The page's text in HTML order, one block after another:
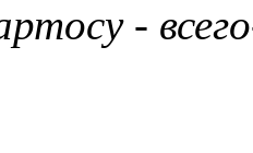
-